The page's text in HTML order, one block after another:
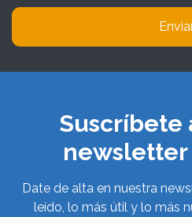
Suscríbete
newsletter
Date de alta en nuestra
leído, lo más útil y lo más